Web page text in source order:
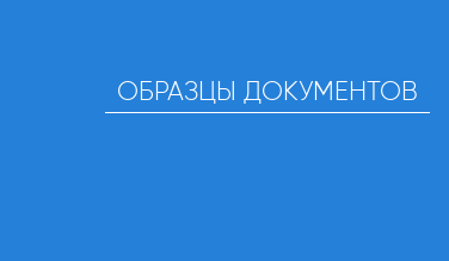
ОБРАЗЦЫ ДОКУМЕНТОВ